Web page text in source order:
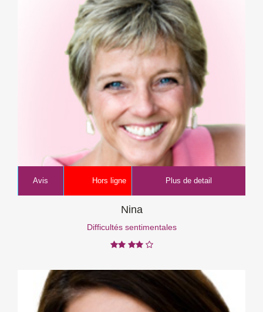
Avis Hors ligne Plus de detail
Nina
Difficultés sentimentales